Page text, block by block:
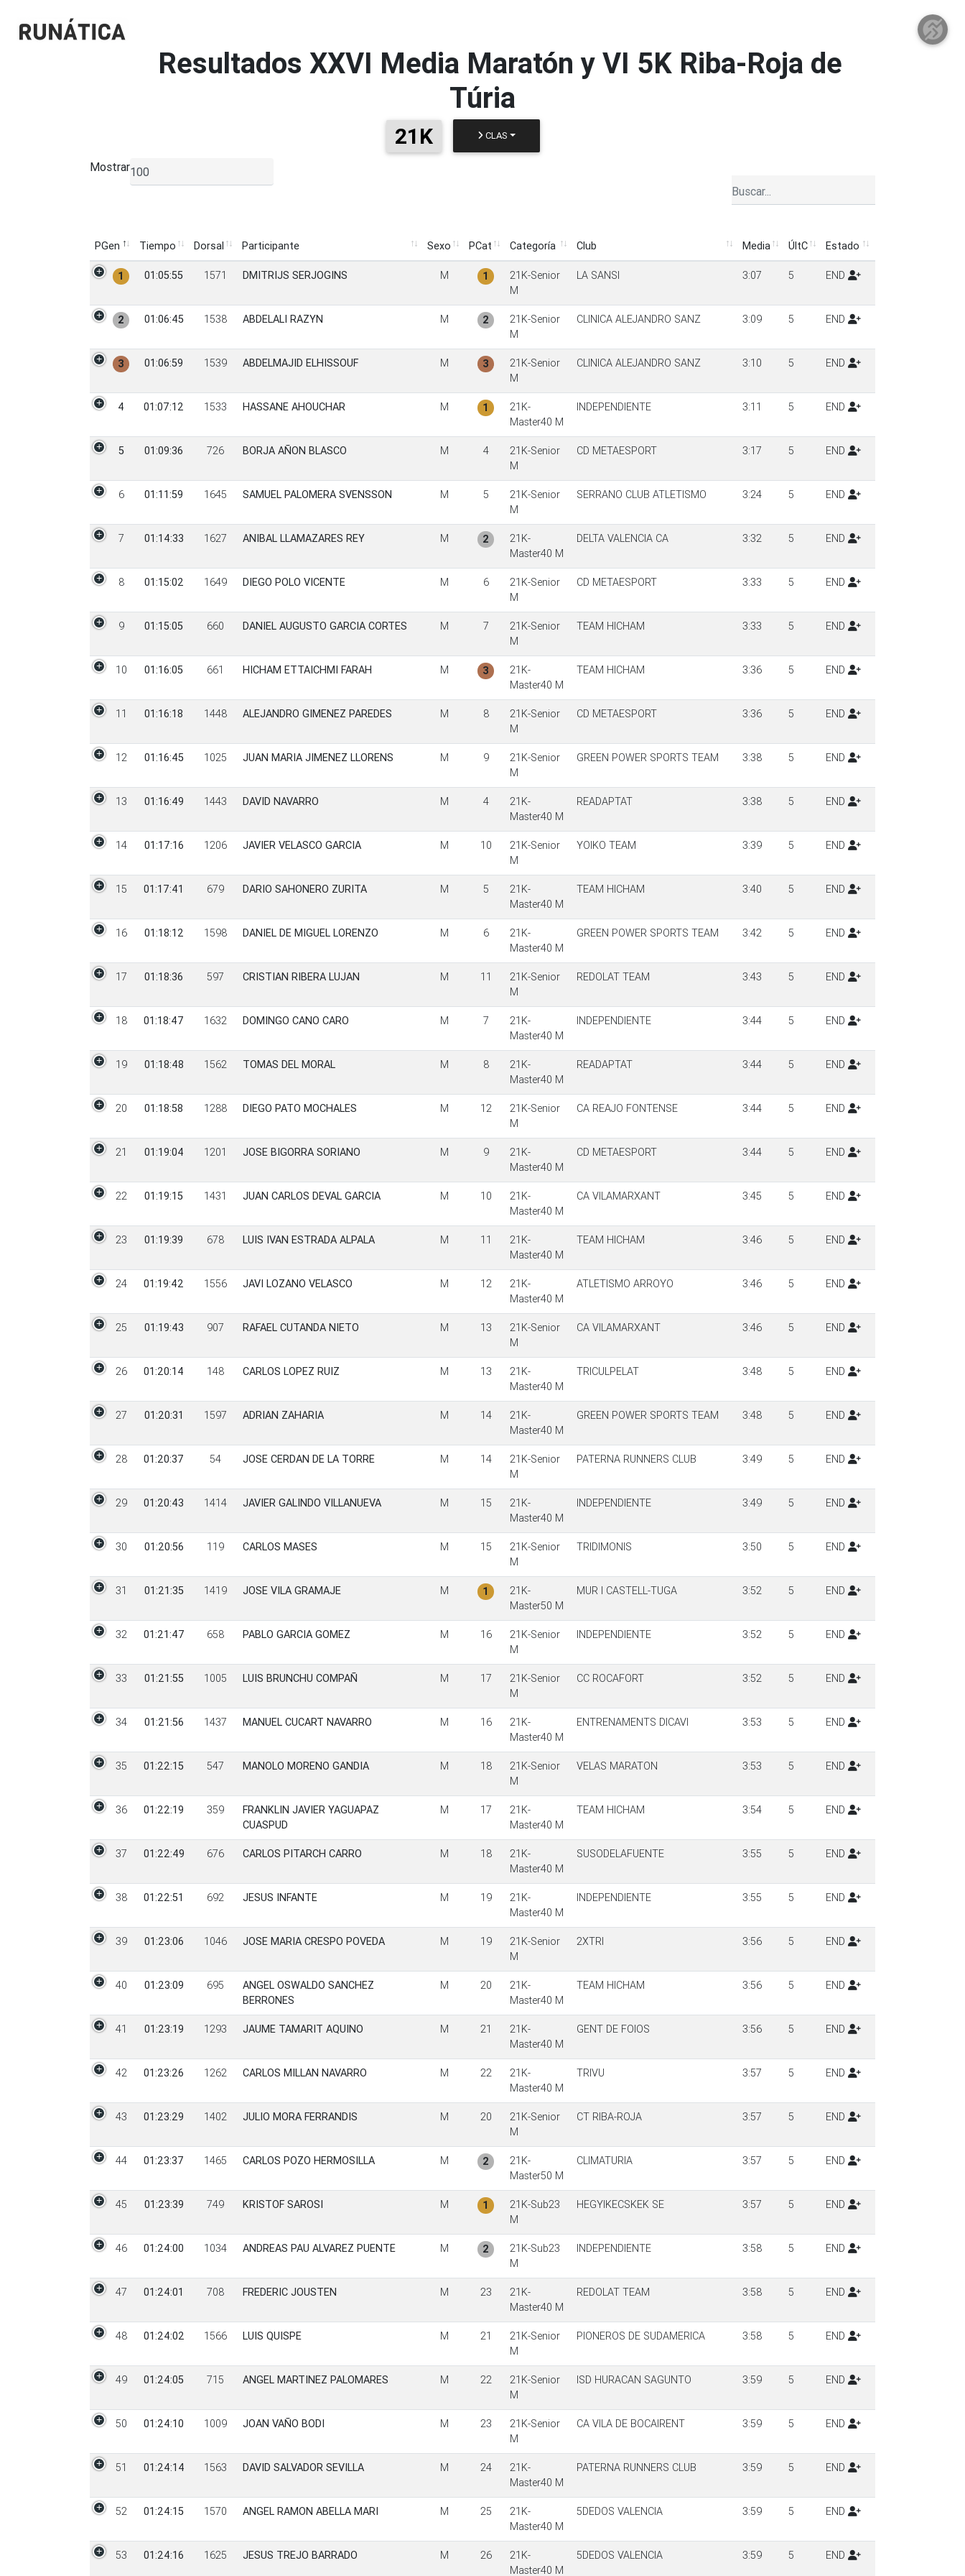
Resultados XXVI Media Maratón y VI 5K Riba-Roja de
Túria
21K CLAS
Mostrar
PGen Tiempo Dorsal Participante Sexo PCat Categoría Club Media ÚltC
Estado
PGen
Tiempo Dorsal Participante Sexo PCat Categoría Club Media ÚltC Estado
1 01:05:55 1571 DMITRIJS SERJOGINS M 1
21K-Senior
M
LA SANSI 3:07 5 END
2 01:06:45 1538 ABDELALI RAZYN M 2
21K-Senior
M
CLINICA ALEJANDRO SANZ 3:09 5 END
3 01:06:59 1539 ABDELMAJID ELHISSOUF M 3
21K-Senior
M
CLINICA ALEJANDRO SANZ 3:10 5 END
4 01:07:12 1533 HASSANE AHOUCHAR M 1
21K-
Master40 M
INDEPENDIENTE 3:11 5 END
5 01:09:36 726 BORJA AÑON BLASCO M 4
21K-Senior
M
CD METAESPORT 3:17 5 END
6 01:11:59 1645 SAMUEL PALOMERA SVENSSON M 5
21K-Senior
M
SERRANO CLUB ATLETISMO 3:24 5 END
7 01:14:33 1627 ANIBAL LLAMAZARES REY M 2
21K-
Master40 M
DELTA VALENCIA CA 3:32 5 END
8 01:15:02 1649 DIEGO POLO VICENTE M 6
21K-Senior
M
CD METAESPORT 3:33 5 END
9 01:15:05 660 DANIEL AUGUSTO GARCIA CORTES M 7
21K-Senior
M
TEAM HICHAM 3:33 5 END
10 01:16:05 661 HICHAM ETTAICHMI FARAH M 3
21K-
Master40 M
TEAM HICHAM 3:36 5 END
11 01:16:18 1448 ALEJANDRO GIMENEZ PAREDES M 8
21K-Senior
M
CD METAESPORT 3:36 5 END
12 01:16:45 1025 JUAN MARIA JIMENEZ LLORENS M 9
21K-Senior
M
GREEN POWER SPORTS TEAM 3:38 5 END
13 01:16:49 1443 DAVID NAVARRO M 4
21K-
Master40 M
READAPTAT 3:38 5 END
14 01:17:16 1206 JAVIER VELASCO GARCIA M 10
21K-Senior
M
YOIKO TEAM 3:39 5 END
15 01:17:41 679 DARIO SAHONERO ZURITA M 5
21K-
Master40 M
TEAM HICHAM 3:40 5 END
16 01:18:12 1598 DANIEL DE MIGUEL LORENZO M 6
21K-
Master40 M
GREEN POWER SPORTS TEAM 3:42 5 END
17 01:18:36 597 CRISTIAN RIBERA LUJAN M 11
21K-Senior
M
REDOLAT TEAM 3:43 5 END
18 01:18:47 1632 DOMINGO CANO CARO M 7
21K-
Master40 M
INDEPENDIENTE 3:44 5 END
19 01:18:48 1562 TOMAS DEL MORAL M 8
21K-
Master40 M
READAPTAT 3:44 5 END
20 01:18:58 1288 DIEGO PATO MOCHALES M 12
21K-Senior
M
CA REAJO FONTENSE 3:44 5 END
21 01:19:04 1201 JOSE BIGORRA SORIANO M 9
21K-
Master40 M
CD METAESPORT 3:44 5 END
22 01:19:15 1431 JUAN CARLOS DEVAL GARCIA M 10
21K-
Master40 M
CA VILAMARXANT 3:45 5 END
23 01:19:39 678 LUIS IVAN ESTRADA ALPALA M 11
21K-
Master40 M
TEAM HICHAM 3:46 5 END
24 01:19:42 1556 JAVI LOZANO VELASCO M 12
21K-
Master40 M
ATLETISMO ARROYO 3:46 5 END
25 01:19:43 907 RAFAEL CUTANDA NIETO M 13
21K-Senior
M
CA VILAMARXANT 3:46 5 END
26 01:20:14 148 CARLOS LOPEZ RUIZ M 13
21K-
Master40 M
TRICULPELAT 3:48 5 END
27 01:20:31 1597 ADRIAN ZAHARIA M 14
21K-
Master40 M
GREEN POWER SPORTS TEAM 3:48 5 END
28 01:20:37 54 JOSE CERDAN DE LA TORRE M 14
21K-Senior
M
PATERNA RUNNERS CLUB 3:49 5 END
29 01:20:43 1414 JAVIER GALINDO VILLANUEVA M 15
21K-
Master40 M
INDEPENDIENTE 3:49 5 END
30 01:20:56 119 CARLOS MASES M 15
21K-Senior
M
TRIDIMONIS 3:50 5 END
31 01:21:35 1419 JOSE VILA GRAMAJE M 1
21K-
Master50 M
MUR I CASTELL-TUGA 3:52 5 END
32 01:21:47 658 PABLO GARCIA GOMEZ M 16
21K-Senior
M
INDEPENDIENTE 3:52 5 END
33 01:21:55 1005 LUIS BRUNCHU COMPAÑ M 17
21K-Senior
M
CC ROCAFORT 3:52 5 END
34 01:21:56 1437 MANUEL CUCART NAVARRO M 16
21K-
Master40 M
ENTRENAMENTS DICAVI 3:53 5 END
35 01:22:15 547 MANOLO MORENO GANDIA M 18
21K-Senior
M
VELAS MARATON 3:53 5 END
36 01:22:19 359
FRANKLIN JAVIER YAGUAPAZ
CUASPUD
M 17
21K-
Master40 M
TEAM HICHAM 3:54 5 END
37 01:22:49 676 CARLOS PITARCH CARRO M 18
21K-
Master40 M
SUSODELAFUENTE 3:55 5 END
38 01:22:51 692 JESUS INFANTE M 19
21K-
Master40 M
INDEPENDIENTE 3:55 5 END
39 01:23:06 1046 JOSE MARIA CRESPO POVEDA M 19
21K-Senior
M
2XTRI 3:56 5 END
40 01:23:09 695
ANGEL OSWALDO SANCHEZ
BERRONES
M 20
21K-
Master40 M
TEAM HICHAM 3:56 5 END
41 01:23:19 1293 JAUME TAMARIT AQUINO M 21
21K-
Master40 M
GENT DE FOIOS 3:56 5 END
42 01:23:26 1262 CARLOS MILLAN NAVARRO M 22
21K-
Master40 M
TRIVU 3:57 5 END
43 01:23:29 1402 JULIO MORA FERRANDIS M 20
21K-Senior
M
CT RIBA-ROJA 3:57 5 END
44 01:23:37 1465 CARLOS POZO HERMOSILLA M 2
21K-
Master50 M
CLIMATURIA 3:57 5 END
45 01:23:39 749 KRISTOF SAROSI M 1
21K-Sub23
M
HEGYIKECSKEK SE 3:57 5 END
46 01:24:00 1034 ANDREAS PAU ALVAREZ PUENTE M 2
21K-Sub23
M
INDEPENDIENTE 3:58 5 END
47 01:24:01 708 FREDERIC JOUSTEN M 23
21K-
Master40 M
REDOLAT TEAM 3:58 5 END
48 01:24:02 1566 LUIS QUISPE M 21
21K-Senior
M
PIONEROS DE SUDAMERICA 3:58 5 END
49 01:24:05 715 ANGEL MARTINEZ PALOMARES M 22
21K-Senior
M
ISD HURACAN SAGUNTO 3:59 5 END
50 01:24:10 1009 JOAN VAÑO BODI M 23
21K-Senior
M
CA VILA DE BOCAIRENT 3:59 5 END
51 01:24:14 1563 DAVID SALVADOR SEVILLA M 24
21K-
Master40 M
PATERNA RUNNERS CLUB 3:59 5 END
52 01:24:15 1570 ANGEL RAMON ABELLA MARI M 25
21K-
Master40 M
5DEDOS VALENCIA 3:59 5 END
53 01:24:16 1625 JESUS TREJO BARRADO M 26
21K-
Master40 M
5DEDOS VALENCIA 3:59 5 END